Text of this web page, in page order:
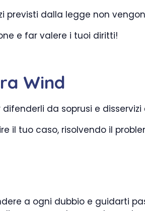
previsti dalla legge non
e far valere i tuoi diritti!
Wind
da soprusi e
il tuo caso, risolvendo il
a ogni dubbio e guidarti